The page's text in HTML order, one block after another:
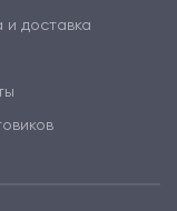
и доставка